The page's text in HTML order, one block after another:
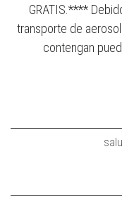
GRATIS.****
transporte de
contengan